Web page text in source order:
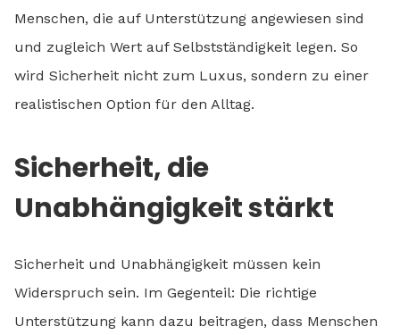
Menschen, die auf Unterstützung angewiesen sind
und zugleich Wert auf Selbstständigkeit legen. So
wird Sicherheit nicht zum Luxus, sondern zu einer
realistischen Option für den Alltag.
Sicherheit, die
Unabhängigkeit stärkt
Sicherheit und Unabhängigkeit müssen kein
Widerspruch sein. Im Gegenteil: Die richtige
Unterstützung kann dazu beitragen, dass Menschen